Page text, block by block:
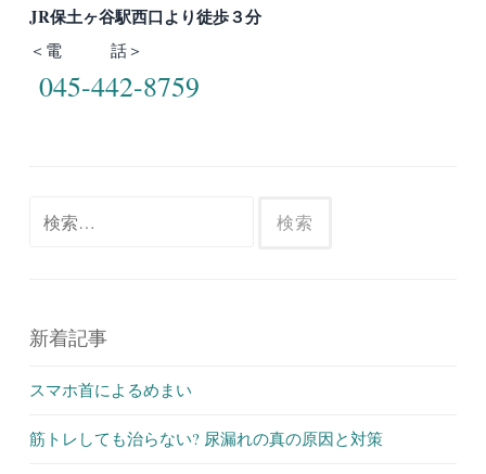
JR保土ヶ谷駅西口より徒歩３分
＜電 話＞
045-442-8759
新着記事
スマホ首によるめまい
筋トレしても治らない? 尿漏れの真の原因と対策